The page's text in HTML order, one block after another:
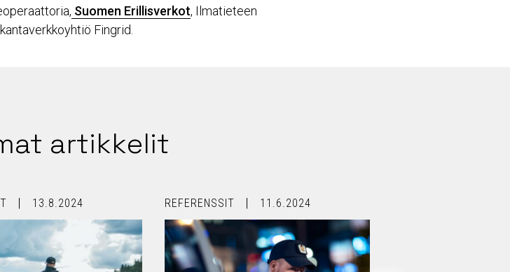
Suomen Erillisverkot, Ilmatieteen
Fingrid.
artikkelit
13.8.2024 REFERENSSIT 11.6.2024